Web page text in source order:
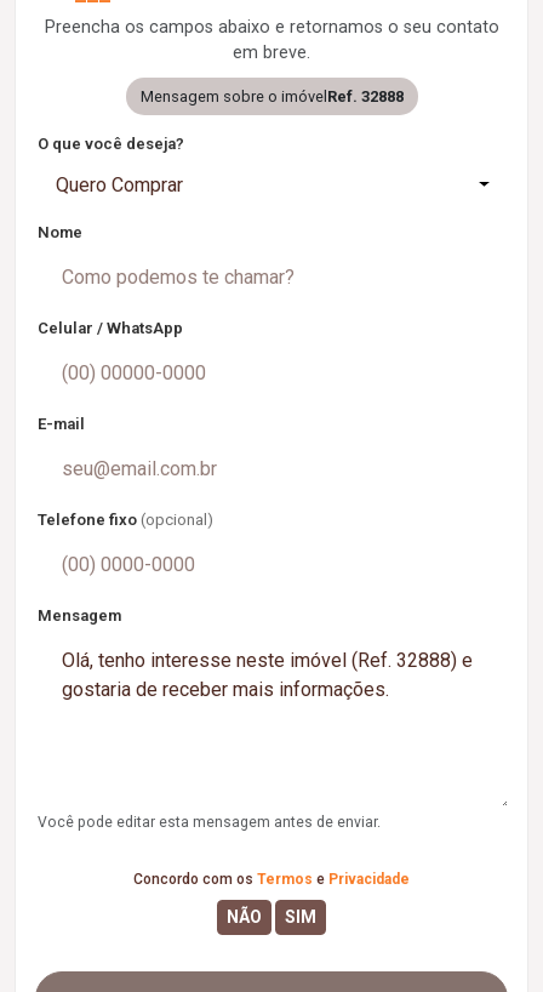
Preencha os campos abaixo e retornamos o seu contato
em breve.
Mensagem sobre o imóvelRef. 32888
O que você deseja?
Quero Comprar
Nome
Celular / WhatsApp
E-mail
Telefone fixo (opcional)
Mensagem
Você pode editar esta mensagem antes de enviar.
Concordo com os Termos e Privacidade